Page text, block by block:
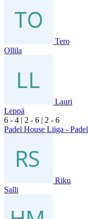
Tero
Ollila
Lauri
Leppä
6 - 4 | 2 - 6 | 2 - 6
Padel House Liiga -
Riku
Salli